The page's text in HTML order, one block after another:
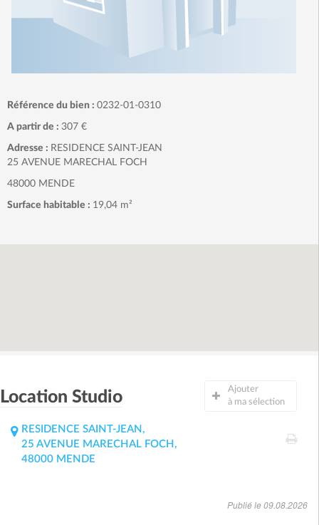
Référence du bien : 0232-01-0310
A partir de : 307 €
Adresse : RESIDENCE SAINT-JEAN
25 AVENUE MARECHAL FOCH
48000 MENDE
Surface habitable : 19,04 m²
Location Studio
Ajouter
à ma sélection
RESIDENCE SAINT-JEAN,
25 AVENUE MARECHAL FOCH,
48000 MENDE
Publié le 09.08.2026